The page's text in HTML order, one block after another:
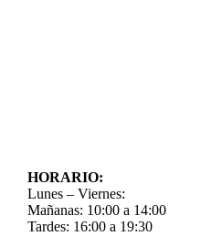
HORARIO:
Lunes – Viernes:
Mañanas: 10:00 a 14:00
Tardes: 16:00 a 19:30